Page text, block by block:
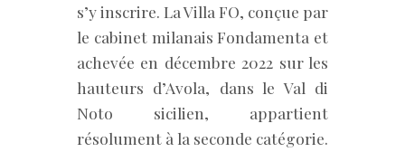
s’y inscrire. La Villa FO, conçue par
le cabinet milanais Fondamenta et
achevée en décembre 2022 sur les
hauteurs d’Avola, dans le Val di
Noto sicilien, appartient
résolument à la seconde catégorie.